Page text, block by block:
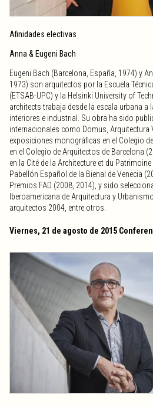
Afinidades electivas
Anna & Eugeni Bach
Eugeni Bach (Barcelona, España, 1974) y
1973) son arquitectos por la Escuela
(ETSAB-UPC) y la Helsinki University of
architects trabaja desde la escala urbana a
interiores e industrial. Su obra ha sido
internacionales como Domus, Arquitectura
exposiciones monográficas en el Colegio
en el Colegio de Arquitectos de Barcelona
en la Cité de la Architecture et du Patrimoine
Pabellón Español de la Bienal de Venecia
Premios FAD (2008, 2014), y sido
Iberoamericana de Arquitectura y
arquitectos 2004, entre otros.
Viernes, 21 de agosto de 2015